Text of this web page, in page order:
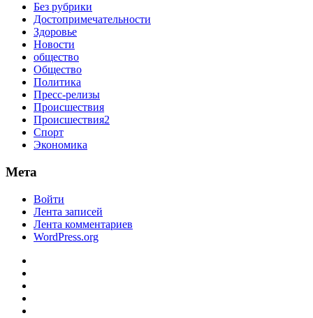
Без рубрики
Достопримечательности
Здоровье
Новости
общество
Общество
Политика
Пресс-релизы
Происшествия
Происшествия2
Спорт
Экономика
Мета
Войти
Лента записей
Лента комментариев
WordPress.org